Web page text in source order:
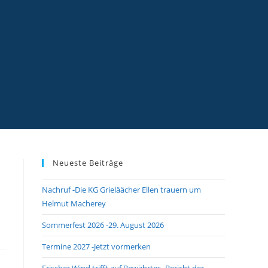
Neueste Beiträge
Nachruf -Die KG Grieläächer Ellen trauern um
Helmut Macherey
Sommerfest 2026 -29. August 2026
Termine 2027 -Jetzt vormerken